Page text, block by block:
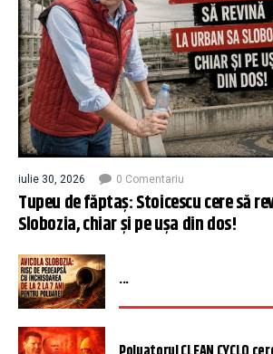
iulie 30, 2026 0 Comentariu
Tupeu de făptaș: Stoicescu cere să
Slobozia, chiar și pe ușa din dos!
...